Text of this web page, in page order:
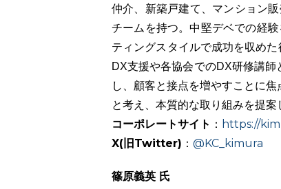
仲介、新築戸建て、マンション
チームを持つ。中堅デベでの経
ティングスタイルで成功を収め
DX支援や各協会でのDX研修講
し、顧客と接点を増やすことに
と考え、本質的な取り組みを提案
コーポレートサイト ： https://
X(旧Twitter) ： @KC_kimura
篠原義英 氏